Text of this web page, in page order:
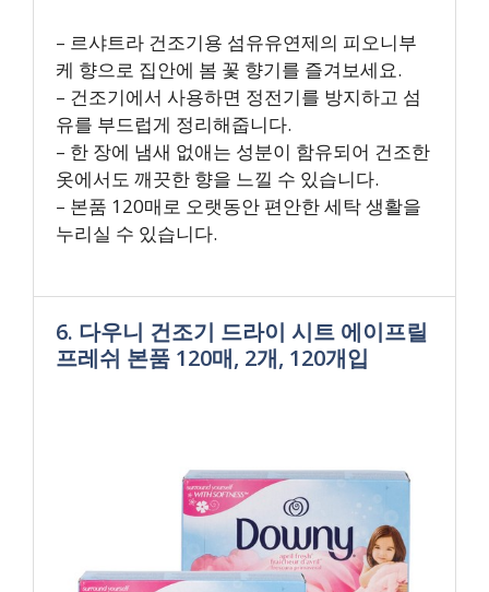
– 르샤트라 건조기용 섬유유연제의 피오니부
케 향으로 집안에 봄 꽃 향기를 즐겨보세요.
– 건조기에서 사용하면 정전기를 방지하고 섬
유를 부드럽게 정리해줍니다.
– 한 장에 냄새 없애는 성분이 함유되어 건조한
옷에서도 깨끗한 향을 느낄 수 있습니다.
– 본품 120매로 오랫동안 편안한 세탁 생활을
누리실 수 있습니다.
6. 다우니 건조기 드라이 시트 에이프릴
프레쉬 본품 120매, 2개, 120개입